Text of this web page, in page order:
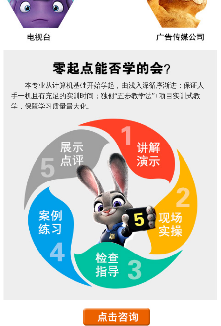
本专业从计算机基础开始学起，由浅入深循序渐进；保证人
手一机且有充足的实训时间；独创“五步教学法”+项目实训式教
学，保障学习质量最大化。